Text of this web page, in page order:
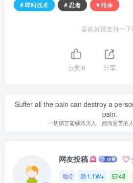
# 即时战术
# 忍者 # 暗杀
喜欢就请支持一
点赞0 分享
Suffer all the pain can destroy a
pain.
一切痛苦能够毁灭人，然而受苦的
网友投稿
0 1.1W+ 43